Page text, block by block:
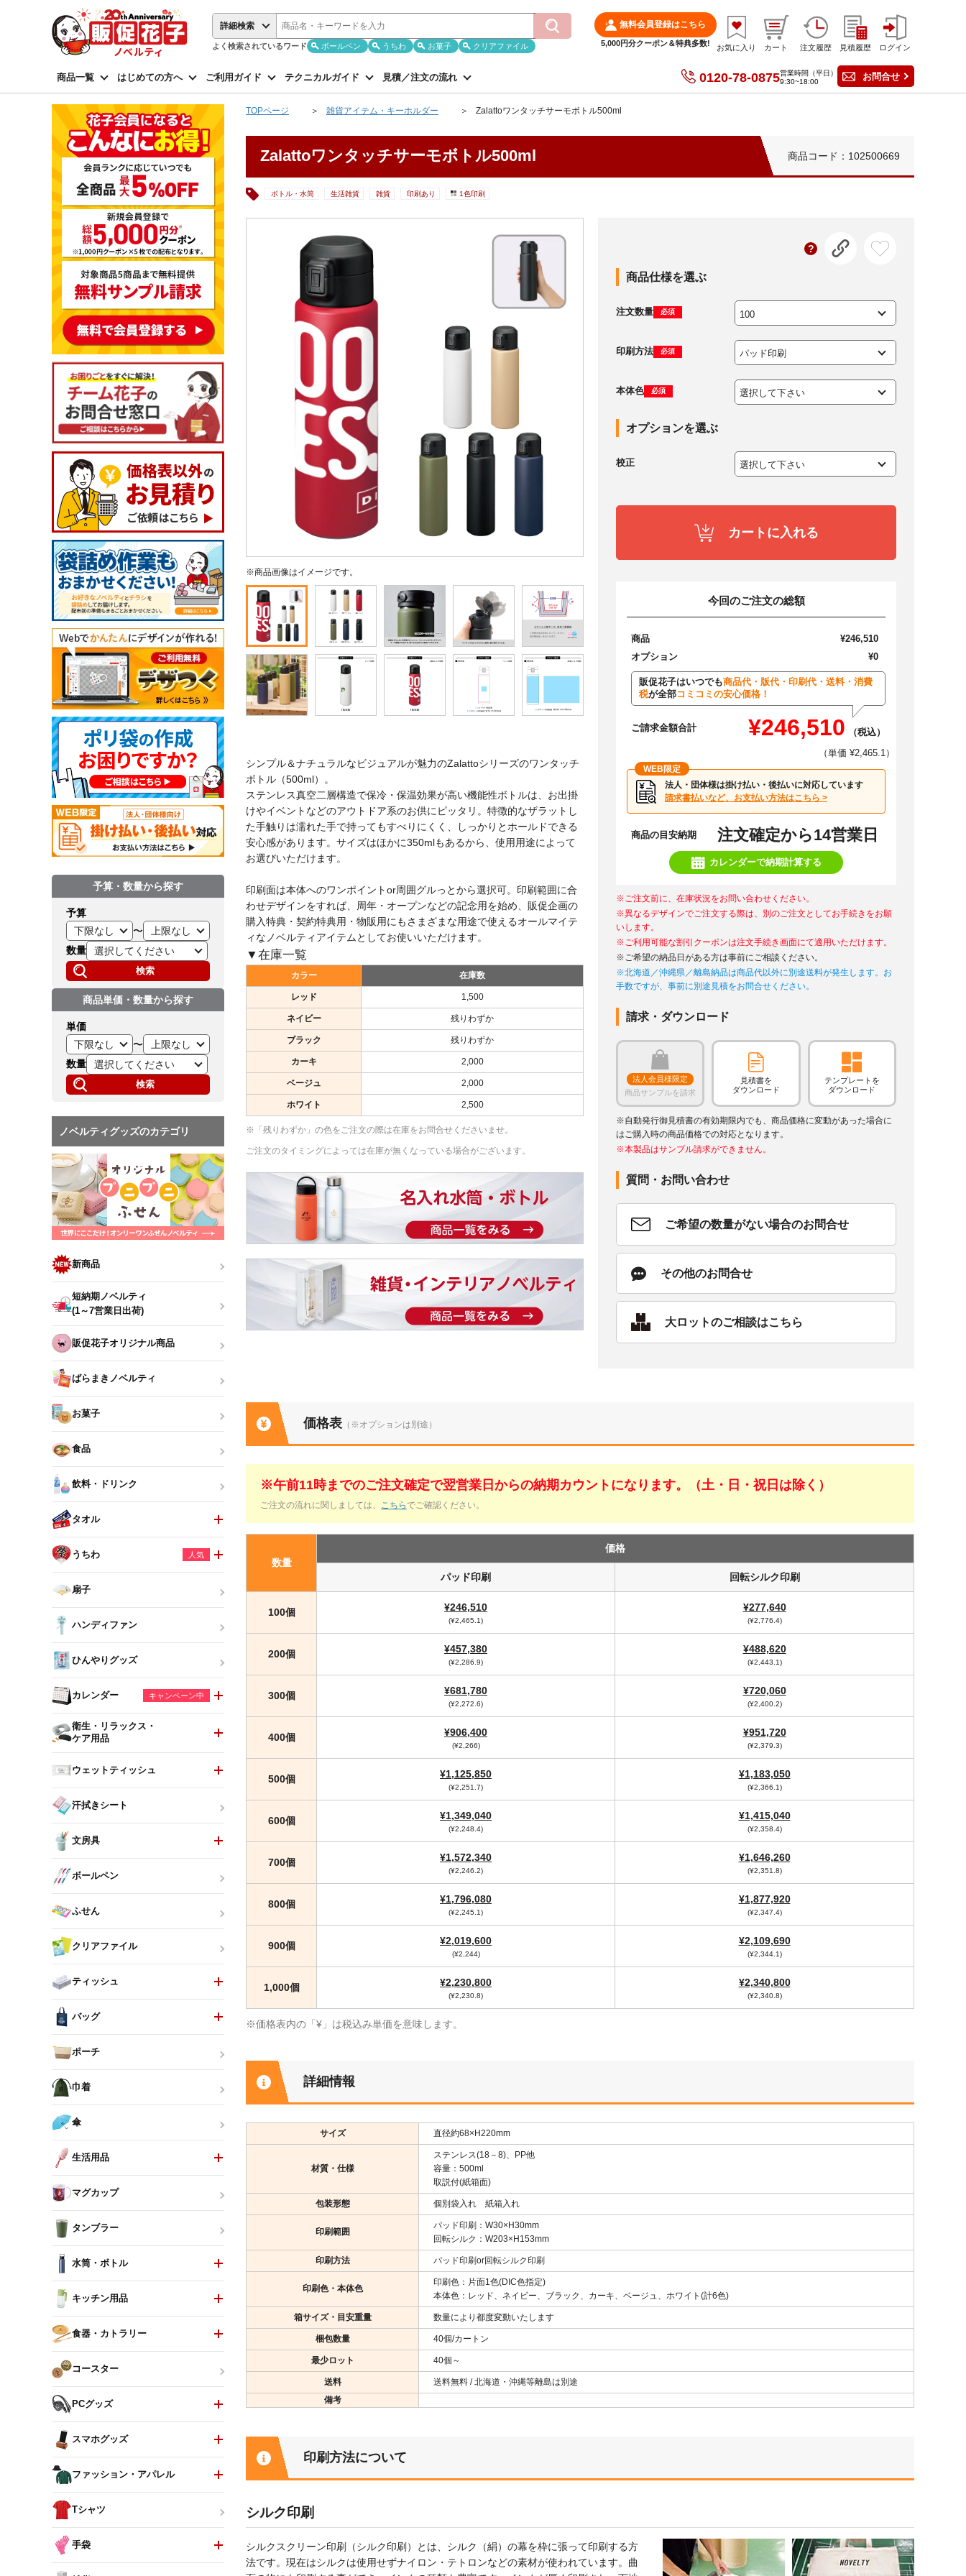
詳細検索
よく検索されているワード ボールペン うちわ お菓子 クリアファイル
無料会員登録はこちら
5,000円分クーポン＆特典多数! お気に入り カート 注文履歴 見積履歴 ログイン
商品一覧 はじめての方へ ご利用ガイド テクニカルガイド 見積／注文の流れ 0120-78-0875営業時間（平日）
9:30~18:00
お問合せ
TOPページ 雑貨アイテム・キーホルダー Zalattoワンタッチサーモボトル500ml
Zalattoワンタッチサーモボトル500ml 商品コード：102500669
ボトル・水筒 生活雑貨 雑貨 印刷あり 1色印刷
※商品画像はイメージです。
シンプル＆ナチュラルなビジュアルが魅力のZalattoシリーズのワンタッチ
ボトル（500ml）。
ステンレス真空二層構造で保冷・保温効果が高い機能性ボトルは、お出掛
けやイベントなどのアウトドア系のお供にピッタリ。特徴的なザラットし
た手触りは濡れた手で持ってもすべりにくく、しっかりとホールドできる
安心感があります。サイズはほかに350mlもあるから、使用用途によって
お選びいただけます。
印刷面は本体へのワンポイントor周囲グルっとから選択可。印刷範囲に合
わせデザインをすれば、周年・オープンなどの記念用を始め、販促企画の
購入特典・契約特典用・物販用にもさまざまな用途で使えるオールマイテ
ィなノベルティアイテムとしてお使いいただけます。
▼在庫一覧
カラー 在庫数
レッド 1,500
ネイビー 残りわずか
ブラック 残りわずか
カーキ 2,000
ベージュ 2,000
ホワイト 2,500
※「残りわずか」の色をご注文の際は在庫をお問合せくださいませ。
ご注文のタイミングによっては在庫が無くなっている場合がございます。
商品仕様を選ぶ
注文数量 必須
印刷方法 必須
本体色 必須
オプションを選ぶ
校正
カートに入れる
今回のご注文の総額
商品
¥246,510
オプション
¥0
販促花子はいつでも商品代・版代・印刷代・送料・消費
税が全部コミコミの安心価格！
ご請求金額合計 ¥246,510
（税込）
（単価 ¥2,465.1）
WEB限定
法人・団体様は掛け払い・後払いに対応しています
請求書払いなど、お支払い方法はこちら >
商品の目安納期 注文確定から14営業日
カレンダーで納期計算する
※ご注文前に、在庫状況をお問い合わせください。
※異なるデザインでご注文する際は、別のご注文としてお手続きをお願
いします。
※ご利用可能な割引クーポンは注文手続き画面にて適用いただけます。
※ご希望の納品日がある方は事前にご相談ください。
※北海道／沖縄県／離島納品は商品代以外に別途送料が発生します。お
手数ですが、事前に別途見積をお問合せください。
請求・ダウンロード
法人会員様限定
商品サンプルを請求
見積書を
ダウンロード
テンプレートを
ダウンロード
※自動発行御見積書の有効期限内でも、商品価格に変動があった場合に
はご購入時の商品価格での対応となります。
※本製品はサンプル請求ができません。
質問・お問い合わせ
ご希望の数量がない場合のお問合せ
その他のお問合せ
大ロットのご相談はこちら
価格表 （※オプションは別途）
※午前11時までのご注文確定で翌営業日からの納期カウントになります。（土・日・祝日は除く）
ご注文の流れに関しましては、 こちら でご確認ください。
数量
価格
パッド印刷 回転シルク印刷
100個 ¥246,510
(¥2,465.1)
¥277,640
(¥2,776.4)
200個 ¥457,380
(¥2,286.9)
¥488,620
(¥2,443.1)
300個 ¥681,780
(¥2,272.6)
¥720,060
(¥2,400.2)
400個 ¥906,400
(¥2,266)
¥951,720
(¥2,379.3)
500個 ¥1,125,850
(¥2,251.7)
¥1,183,050
(¥2,366.1)
600個 ¥1,349,040
(¥2,248.4)
¥1,415,040
(¥2,358.4)
700個 ¥1,572,340
(¥2,246.2)
¥1,646,260
(¥2,351.8)
800個 ¥1,796,080
(¥2,245.1)
¥1,877,920
(¥2,347.4)
900個 ¥2,019,600
(¥2,244)
¥2,109,690
(¥2,344.1)
1,000個 ¥2,230,800
(¥2,230.8)
¥2,340,800
(¥2,340.8)
※価格表内の「¥」は税込み単価を意味します。
詳細情報
サイズ 直径約68×H220mm
材質・仕様
ステンレス(18－8)、PP他
容量：500ml
取説付(紙箱面)
包装形態 個別袋入れ 紙箱入れ
印刷範囲
パッド印刷：W30×H30mm
回転シルク：W203×H153mm
印刷方法 パッド印刷or回転シルク印刷
印刷色・本体色
印刷色：片面1色(DIC色指定)
本体色：レッド、ネイビー、ブラック、カーキ、ベージュ、ホワイト(計6色)
箱サイズ・目安重量 数量により都度変動いたします
梱包数量 40個/カートン
最少ロット 40個～
送料
送料無料 / 北海道・沖縄等離島は別途
備考
印刷方法について
シルク印刷
シルクスクリーン印刷（シルク印刷）とは、シルク（絹）の幕を枠に張って印刷する方
法です。現在はシルクは使用せずナイロン・テトロンなどの素材が使われています。曲
予算・数量から探す
予算
〜
数量
検索
商品単価・数量から探す
単価
〜
数量
検索
ノベルティグッズのカテゴリ
新商品
短納期ノベルティ
(1～7営業日出荷)
販促花子オリジナル商品
ばらまきノベルティ
お菓子
食品
飲料・ドリンク
タオル
うちわ 人気
扇子
ハンディファン
ひんやりグッズ
カレンダー キャンペーン中
衛生・リラックス・
ケア用品
ウェットティッシュ
汗拭きシート
文房具
ボールペン
ふせん
クリアファイル
ティッシュ
バッグ
ポーチ
巾着
傘
生活用品
マグカップ
タンブラー
水筒・ボトル
キッチン用品
食器・カトラリー
コースター
PCグッズ
スマホグッズ
ファッション・アパレル
Tシャツ
手袋